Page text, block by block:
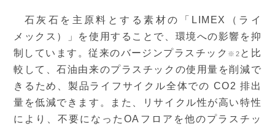
石灰石を主原料とする素材の「LIMEX（ライ
メックス）」を使用することで、環境への影響を抑
制しています。従来のバージンプラスチック ※2 と比
較して、石油由来のプラスチックの使用量を削減で
きるため、製品ライフサイクル全体での CO2 排出
量を低減できます。また、リサイクル性が高い特性
により、不要になったOAフロアを他のプラスチッ